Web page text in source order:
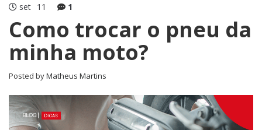
set 11 1
Como trocar o pneu da
minha moto?
Posted byMatheus Martins